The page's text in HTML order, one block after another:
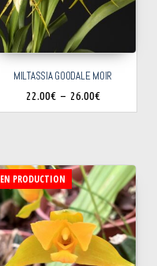
MILTASSIA GOODALE MOIR
22.00€ – 26.00€
EN PRODUCTION